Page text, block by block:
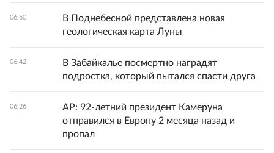
06:50
В Поднебесной представлена новая
геологическая карта Луны
06:42
В Забайкалье посмертно наградят
подростка, который пытался спасти друга
06:26
AP: 92-летний президент Камеруна
отправился в Европу 2 месяца назад и
пропал